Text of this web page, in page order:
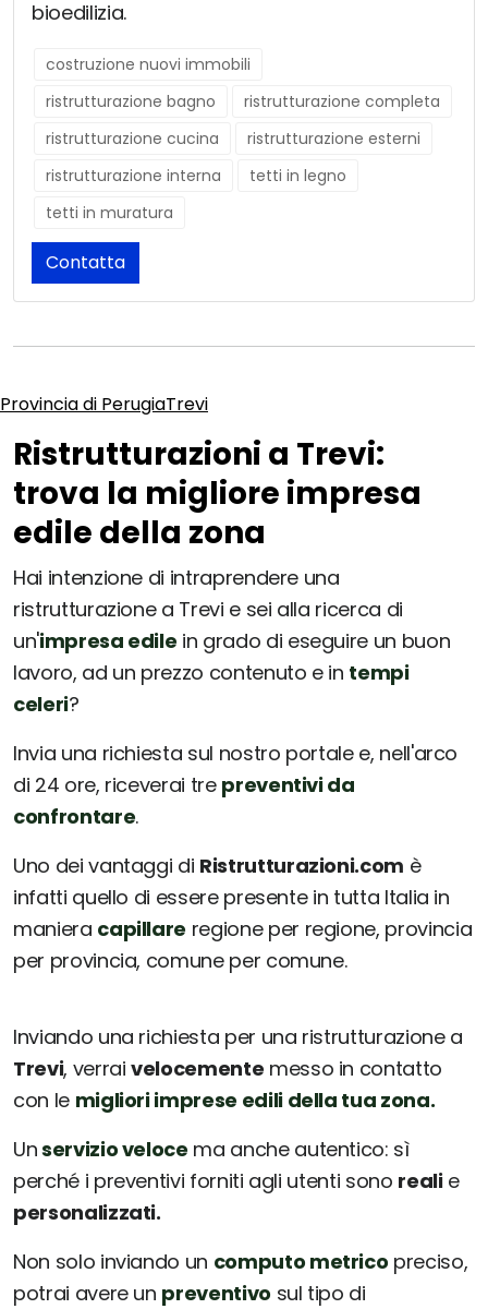
bioedilizia.
costruzione nuovi immobili
ristrutturazione bagno
ristrutturazione completa
ristrutturazione cucina
ristrutturazione esterni
ristrutturazione interna
tetti in legno
tetti in muratura
Contatta
Provincia di PerugiaTrevi
Ristrutturazioni a Trevi:
trova la migliore impresa
edile della zona
Hai intenzione di intraprendere una
ristrutturazione a Trevi e sei alla ricerca di
un'impresa edile in grado di eseguire un buon
lavoro, ad un prezzo contenuto e in tempi
celeri?
Invia una richiesta sul nostro portale e, nell'arco
di 24 ore, riceverai tre preventivi da
confrontare.
Uno dei vantaggi di Ristrutturazioni.com è
infatti quello di essere presente in tutta Italia in
maniera capillare regione per regione, provincia
per provincia, comune per comune.
Inviando una richiesta per una ristrutturazione a
Trevi, verraivelocemente messo in contatto
con le migliori imprese edili della tua zona.
Unservizio veloce ma anche autentico: sì
perché i preventivi forniti agli utenti sono realie
personalizzati.
Non solo inviando un computo metrico preciso,
potrai avere un preventivo sul tipo di